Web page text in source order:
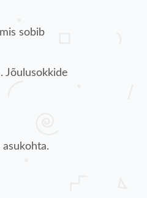
sobib
Jõulusokkide